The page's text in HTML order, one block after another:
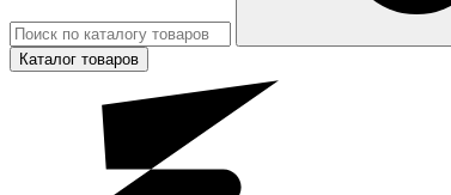
Каталог товаров